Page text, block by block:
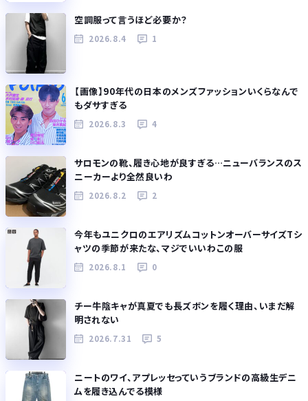
空調服って言うほど必要か？
2026.8.4 1
【画像】90年代の日本のメンズファッションいくらなんで
もダサすぎる
2026.8.3 4
サロモンの靴、履き心地が良すぎる…ニューバランスのス
ニーカーより全然良いわ
2026.8.2 2
今年もユニクロのエアリズムコットンオーバーサイズTシ
ャツの季節が来たな、マジでいいわこの服
2026.8.1 0
チー牛陰キャが真夏でも長ズボンを履く理由、いまだ解
明されない
2026.7.31 5
ニートのワイ、アプレッセっていうブランドの高級生デニ
ムを履き込んでる模様